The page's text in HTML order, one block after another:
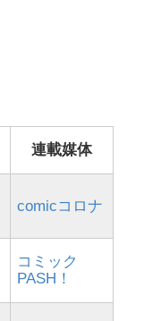
連載媒体
comicコロナ
コミック
PASH！